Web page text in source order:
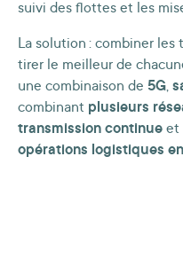
suivi des flottes et les
La solution : combiner les
tirer le meilleur de
une combinaison de 5G,
combinant plusieurs
transmission continue et
opérations logistiques